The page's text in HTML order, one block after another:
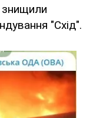
знищили
"Схiд".